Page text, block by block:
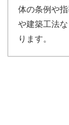
体の条例や
や建築工法
ります。